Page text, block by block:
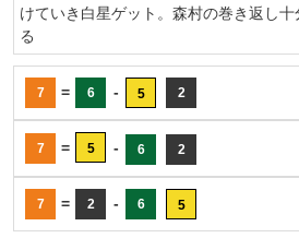
けていき白星ゲット。森村の巻き返し
る
7 = 6 - 5 2
7 = 5 - 6 2
7 = 2 - 6 5